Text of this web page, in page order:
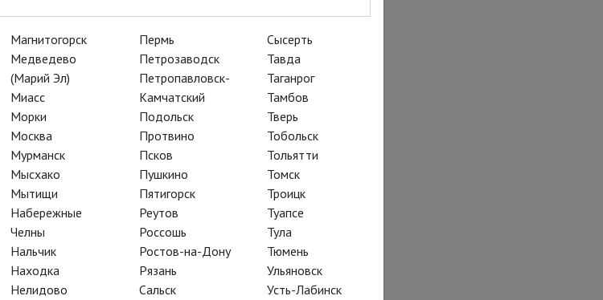
Магнитогорск
Медведево
(Марий Эл)
Миасс
Морки
Москва
Мурманск
Мысхако
Мытищи
Набережные
Челны
Нальчик
Находка
Нелидово
Пермь
Петрозаводск
Петропавловск-
Камчатский
Подольск
Протвино
Псков
Пушкино
Пятигорск
Реутов
Россошь
Ростов-на-Дону
Рязань
Сальск
Сысерть
Тавда
Таганрог
Тамбов
Тверь
Тобольск
Тольятти
Томск
Троицк
Туапсе
Тула
Тюмень
Ульяновск
Усть-Лабинск